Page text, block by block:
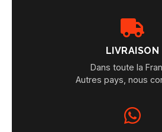
LIVRAISON
Dans toute la
Autres pays, nous